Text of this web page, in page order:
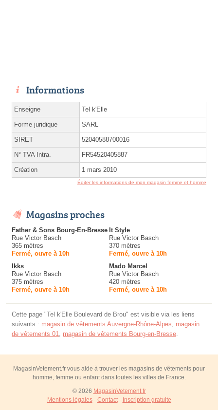
Informations
Enseigne Tel k'Elle
Forme juridique SARL
SIRET 52040588700016
N° TVA Intra. FR54520405887
Création 1 mars 2010
Éditer les informations de mon magasin femme et homme
Magasins proches
Father & Sons Bourg-En-Bresse
Rue Victor Basch
365 mètres
Fermé, ouvre à 10h
It Style
Rue Victor Basch
370 mètres
Fermé, ouvre à 10h
Ikks
Rue Victor Basch
375 mètres
Fermé, ouvre à 10h
Mado Marcel
Rue Victor Basch
420 mètres
Fermé, ouvre à 10h
Cette page "Tel k'Elle Boulevard de Brou" est visible via les liens
suivants : magasin de vêtements Auvergne-Rhône-Alpes
magasin
de vêtements 01
magasin de vêtements Bourg-en-Bresse
MagasinVetement.fr vous aide à trouver les magasins de vêtements pour
homme, femme ou enfant dans toutes les villes de France.
© 2026 MagasinVetement.fr
Mentions légales- Contact- Inscription gratuite